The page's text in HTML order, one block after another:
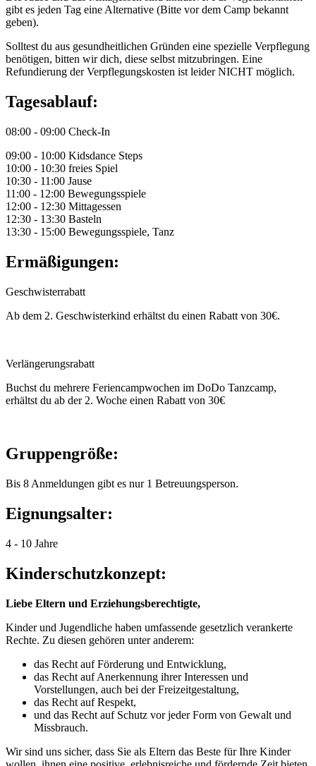
gibt es jeden Tag eine Alternative (Bitte vor dem Camp bekannt
geben).
Solltest du aus gesundheitlichen Gründen eine spezielle Verpflegung
benötigen, bitten wir dich, diese selbst mitzubringen. Eine
Refundierung der Verpflegungskosten ist leider NICHT möglich.
Tagesablauf:
08:00 - 09:00 Check-In
09:00 - 10:00 Kidsdance Steps
10:00 - 10:30 freies Spiel
10:30 - 11:00 Jause
11:00 - 12:00 Bewegungsspiele
12:00 - 12:30 Mittagessen
12:30 - 13:30 Basteln
13:30 - 15:00 Bewegungsspiele, Tanz
Ermäßigungen:
Geschwisterrabatt
Ab dem 2. Geschwisterkind erhältst du einen Rabatt von 30€.
Verlängerungsrabatt
Buchst du mehrere Feriencampwochen im DoDo Tanzcamp,
erhältst du ab der 2. Woche einen Rabatt von 30€
Gruppengröße:
Bis 8 Anmeldungen gibt es nur 1 Betreuungsperson.
Eignungsalter:
4 - 10 Jahre
Kinderschutzkonzept:
Liebe Eltern und Erziehungsberechtigte,
Kinder und Jugendliche haben umfassende gesetzlich verankerte
Rechte. Zu diesen gehören unter anderem:
das Recht auf Förderung und Entwicklung,
das Recht auf Anerkennung ihrer Interessen und
Vorstellungen, auch bei der Freizeitgestaltung,
das Recht auf Respekt,
und das Recht auf Schutz vor jeder Form von Gewalt und
Missbrauch.
Wir sind uns sicher, dass Sie als Eltern das Beste für Ihre Kinder